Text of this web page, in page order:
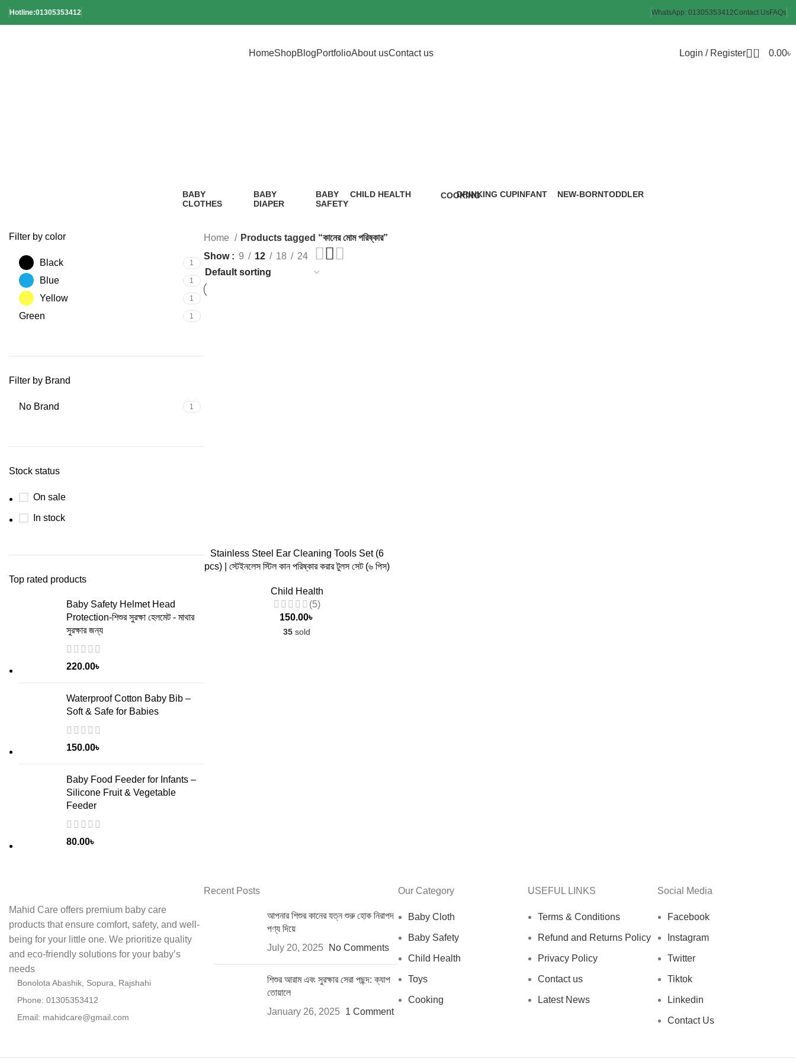
Hotline:01305353412 WhatsApp: 01305353412Contact UsFAQs
HomeShopBlogPortfolioAbout usContact us Login / Register 0 0.00৳
BABY
CLOTHES
BABY
DIAPER
BABY
SAFETY
CHILD HEALTH
COOKING
DRINKING CUPINFANT
NEW-BORNTODDLER
Filter by color
Black 1
Blue 1
Yellow 1
Green 1
Filter by Brand
No Brand 1
Stock status
On sale
In stock
Top rated products
Baby Safety Helmet Head
Protection-শিশুর সুরক্ষা হেলমেট - মাথার
সুরক্ষার জন্য
220.00৳
Waterproof Cotton Baby Bib –
Soft & Safe for Babies
150.00৳
Baby Food Feeder for Infants –
Silicone Fruit & Vegetable
Feeder
80.00৳
Home
Products tagged “কানের মোম পরিষ্কার”
Show
9 12 18 24
ADD TO CART
Stainless Steel Ear Cleaning Tools Set (6
pcs) | স্টেইনলেস স্টিল কান পরিষ্কার করার টুলস সেট (৬ পিস)
Child Health
(5)
150.00৳
35 sold
Mahid Care offers premium baby care
products that ensure comfort, safety, and well-
being for your little one. We prioritize quality
and eco-friendly solutions for your baby’s
needs
Bonolota Abashik, Sopura, Rajshahi
Phone: 01305353412
Email: mahidcare@gmail.com
Recent Posts
আপনার শিশুর কানের যত্ন শুরু হোক নিরাপদ
পণ্য দিয়ে
July 20, 2025
No Comments
শিশুর আরাম এবং সুরক্ষার সেরা পছন্দ: ক্যাপ
তোয়ালে
January 26, 2025
1 Comment
Our Category
Baby Cloth
Baby Safety
Child Health
Toys
Cooking
USEFUL LINKS
Terms & Conditions
Refund and Returns Policy
Privacy Policy
Contact us
Latest News
Social Media
Facebook
Instagram
Twitter
Tiktok
Linkedin
Contact Us